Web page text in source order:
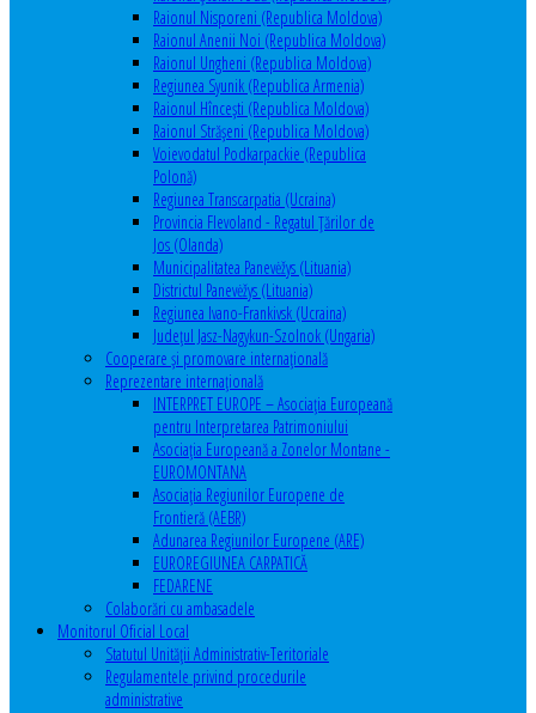
Raionul Nisporeni (Republica Moldova)
Raionul Anenii Noi (Republica Moldova)
Raionul Ungheni (Republica Moldova)
Regiunea Syunik (Republica Armenia)
Raionul Hîncești (Republica Moldova)
Raionul Străşeni (Republica Moldova)
Voievodatul Podkarpackie (Republica
Polonă)
Regiunea Transcarpatia (Ucraina)
Provincia Flevoland - Regatul Ţărilor de
Jos (Olanda)
Municipalitatea Panevėžys (Lituania)
Districtul Panevėžys (Lituania)
Regiunea Ivano-Frankivsk (Ucraina)
Judeţul Jasz-Nagykun-Szolnok (Ungaria)
Cooperare şi promovare internaţională
Reprezentare internaţională
INTERPRET EUROPE – Asociația Europeană
pentru Interpretarea Patrimoniului
Asociația Europeană a Zonelor Montane -
EUROMONTANA
Asociația Regiunilor Europene de
Frontieră (AEBR)
Adunarea Regiunilor Europene (ARE)
EUROREGIUNEA CARPATICĂ
FEDARENE
Colaborări cu ambasadele
Monitorul Oficial Local
Statutul Unităţii Administrativ-Teritoriale
Regulamentele privind procedurile
administrative